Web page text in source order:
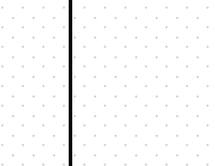
メールでお問い合わせ